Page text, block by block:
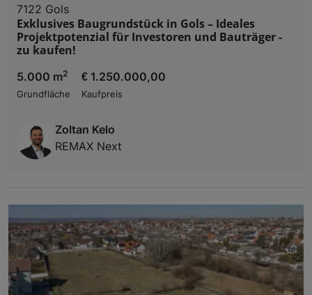
7122 Gols
Exklusives Baugrundstück in Gols – Ideales
Projektpotenzial für Investoren und Bauträger -
zu kaufen!
5.000 m2
Grundfläche
€ 1.250.000,00
Kaufpreis
Zoltan Kelo
REMAX Next